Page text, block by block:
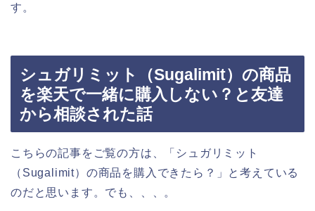
す。
シュガリミット（Sugalimit）の商品
を楽天で一緒に購入しない？と友達
から相談された話
こちらの記事をご覧の方は、「シュガリミット
（Sugalimit）の商品を購入できたら？」と考えている
のだと思います。でも、、、。